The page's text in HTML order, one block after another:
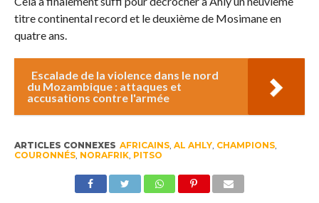
titre continental record et le deuxième de Mosimane en
quatre ans.
Escalade de la violence dans le nord
du Mozambique : attaques et
accusations contre l'armée
ARTICLES CONNEXES AFRICAINS, AL AHLY, CHAMPIONS,
COURONNÉS, NORAFRIK, PITSO